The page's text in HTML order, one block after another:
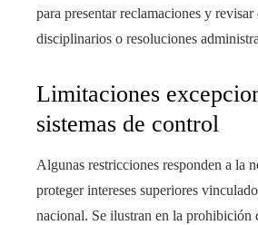
para presentar reclamaciones y revisar
disciplinarios o resoluciones
Limitaciones
sistemas de control
Algunas restricciones responden a la
proteger intereses superiores
nacional. Se ilustran en la prohibición